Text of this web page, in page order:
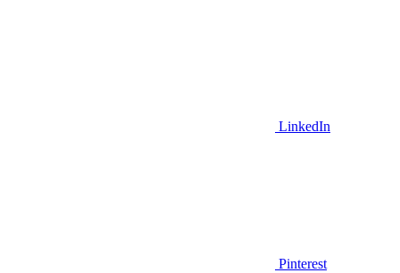
LinkedIn
Pinterest